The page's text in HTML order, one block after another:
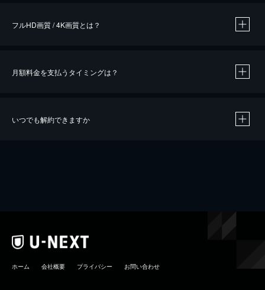
※40％ポイント還元の対象は、クレジットカード決済による作品の購入 / レンタルです。
フルHD画質 / 4K画質とは？
月額料金を支払うタイミングは？
いつでも解約できますか
ホーム 会社概要 プライバシー お問い合わせ